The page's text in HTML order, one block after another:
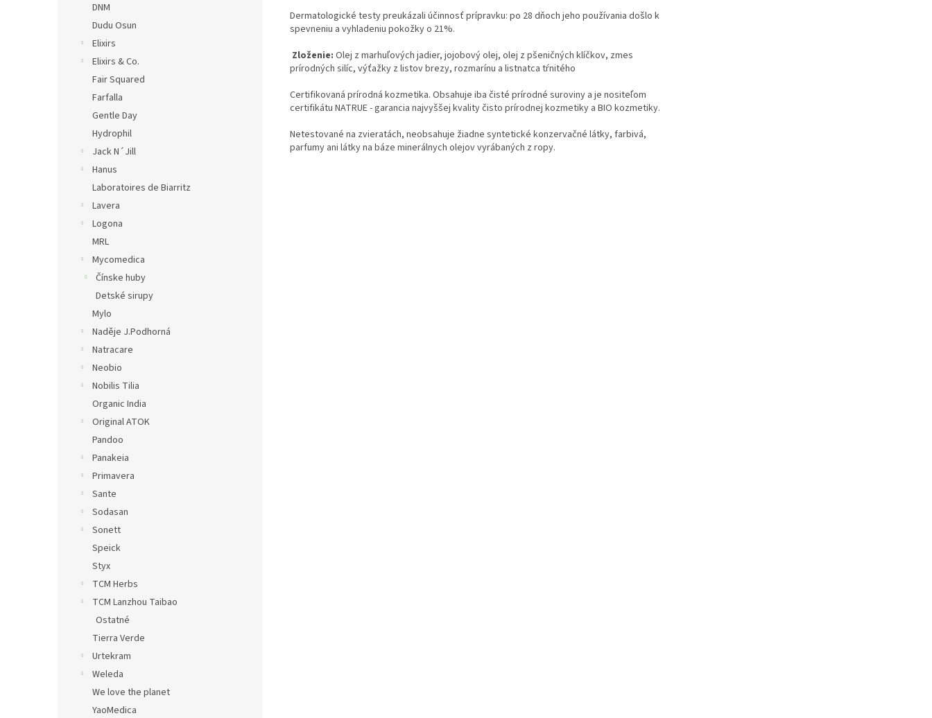
DNM
Dudu Osun
Elixirs
Elixirs & Co.
Fair Squared
Farfalla
Gentle Day
Hydrophil
Jack N´Jill
Hanus
Laboratoires de Biarritz
Lavera
Logona
MRL
Mycomedica
Čínske huby
Detské sirupy
Mylo
Naděje J.Podhorná
Natracare
Neobio
Nobilis Tilia
Organic India
Original ATOK
Pandoo
Panakeia
Primavera
Sante
Sodasan
Sonett
Speick
Styx
TCM Herbs
TCM Lanzhou Taibao
Ostatné
Tierra Verde
Urtekram
Weleda
We love the planet
YaoMedica
Dermatologické testy preukázali účinnosť prípravku: po 28 dňoch jeho používania došlo k
spevneniu a vyhladeniu pokožky o 21%.
Zloženie: Olej z marhuľových jadier, jojobový olej, olej z pšeničných klíčkov, zmes
prírodných silíc, výťažky z listov brezy, rozmarínu a listnatca tŕnitého
Certifikovaná prírodná kozmetika. Obsahuje iba čisté prírodné suroviny a je nositeľom
certifikátu NATRUE - garancia najvyššej kvality čisto prírodnej kozmetiky a BIO kozmetiky.
Netestované na zvieratách, neobsahuje žiadne syntetické konzervačné látky, farbivá,
parfumy ani látky na báze minerálnych olejov vyrábaných z ropy.